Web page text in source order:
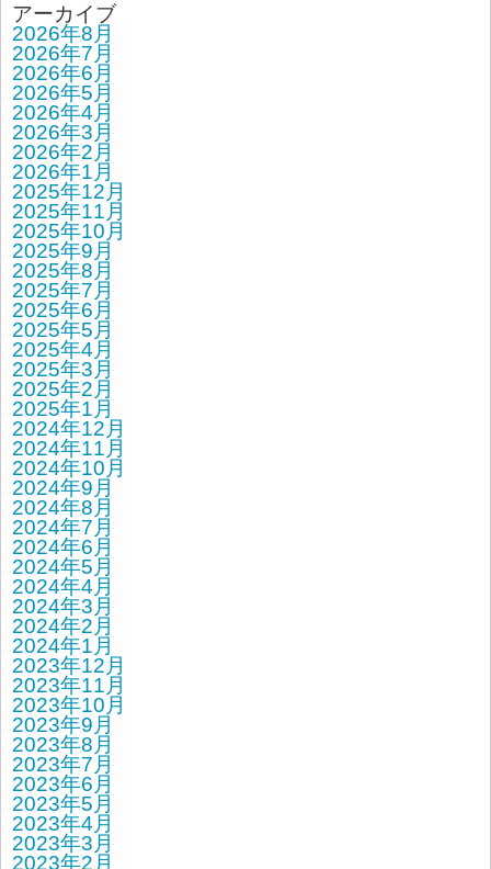
アーカイブ
2026年8月
2026年7月
2026年6月
2026年5月
2026年4月
2026年3月
2026年2月
2026年1月
2025年12月
2025年11月
2025年10月
2025年9月
2025年8月
2025年7月
2025年6月
2025年5月
2025年4月
2025年3月
2025年2月
2025年1月
2024年12月
2024年11月
2024年10月
2024年9月
2024年8月
2024年7月
2024年6月
2024年5月
2024年4月
2024年3月
2024年2月
2024年1月
2023年12月
2023年11月
2023年10月
2023年9月
2023年8月
2023年7月
2023年6月
2023年5月
2023年4月
2023年3月
2023年2月